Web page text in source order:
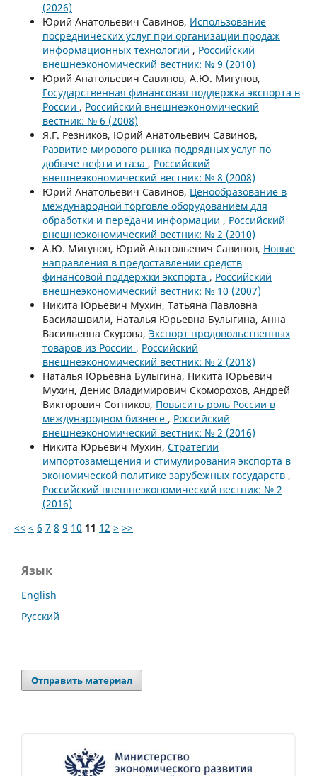
(2026)
Юрий Анатольевич Савинов, Использование
посреднических услуг при организации продаж
информационных технологий , Российский
внешнеэкономический вестник: № 9 (2010)
Юрий Анатольевич Савинов, А.Ю. Мигунов,
Государственная финансовая поддержка экспорта в
России , Российский внешнеэкономический
вестник: № 6 (2008)
Я.Г. Резников, Юрий Анатольевич Савинов,
Развитие мирового рынка подрядных услуг по
добыче нефти и газа , Российский
внешнеэкономический вестник: № 8 (2008)
Юрий Анатольевич Савинов, Ценообразование в
международной торговле оборудованием для
обработки и передачи информации , Российский
внешнеэкономический вестник: № 2 (2010)
А.Ю. Мигунов, Юрий Анатольевич Савинов, Новые
направления в предоставлении средств
финансовой поддержки экспорта , Российский
внешнеэкономический вестник: № 10 (2007)
Никита Юрьевич Мухин, Татьяна Павловна
Басилашвили, Наталья Юрьевна Булыгина, Анна
Васильевна Скурова, Экспорт продовольственных
товаров из России , Российский
внешнеэкономический вестник: № 2 (2018)
Наталья Юрьевна Булыгина, Никита Юрьевич
Мухин, Денис Владимирович Скоморохов, Андрей
Викторович Сотников, Повысить роль России в
международном бизнесе , Российский
внешнеэкономический вестник: № 2 (2016)
Никита Юрьевич Мухин, Стратегии
импортозамещения и стимулирования экспорта в
экономической политике зарубежных государств ,
Российский внешнеэкономический вестник: № 2
(2016)
<< < 6 7 8 9 10 11 12 > >>
Язык
English
Русский
Отправить материал